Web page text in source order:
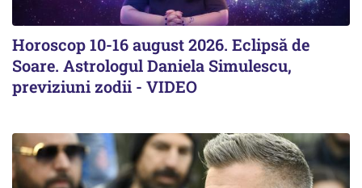
Horoscop 10-16 august 2026. Eclipsă de
Soare. Astrologul Daniela Simulescu,
previziuni zodii - VIDEO